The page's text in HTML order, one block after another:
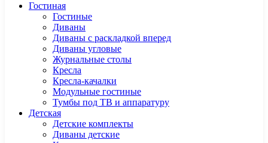
Гостиная
Гостиные
Диваны
Диваны с раскладкой вперед
Диваны угловые
Журнальные столы
Кресла
Кресла-качалки
Модульные гостиные
Тумбы под ТВ и аппаратуру
Детская
Детские комплекты
Диваны детские